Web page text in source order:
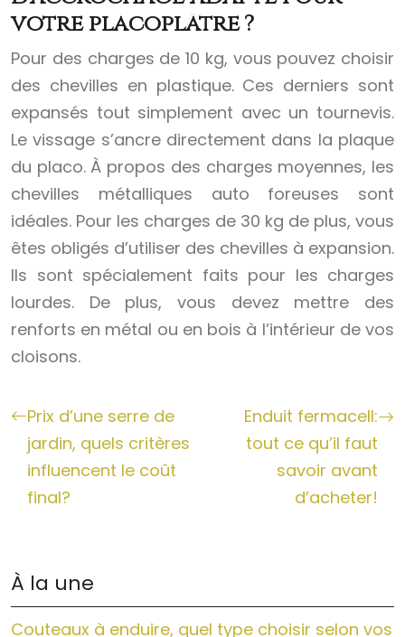
votre placoplâtre ?
Pour des charges de 10 kg, vous pouvez choisir
des chevilles en plastique. Ces derniers sont
expansés tout simplement avec un tournevis.
Le vissage s’ancre directement dans la plaque
du placo. À propos des charges moyennes, les
chevilles métalliques auto foreuses sont
idéales. Pour les charges de 30 kg de plus, vous
êtes obligés d’utiliser des chevilles à expansion.
Ils sont spécialement faits pour les charges
lourdes. De plus, vous devez mettre des
renforts en métal ou en bois à l’intérieur de vos
cloisons.
Prix d’une serre de
jardin, quels critères
influencent le coût
final?
Enduit fermacell:
tout ce qu’il faut
savoir avant
d’acheter!
À la une
Couteaux à enduire, quel type choisir selon vos